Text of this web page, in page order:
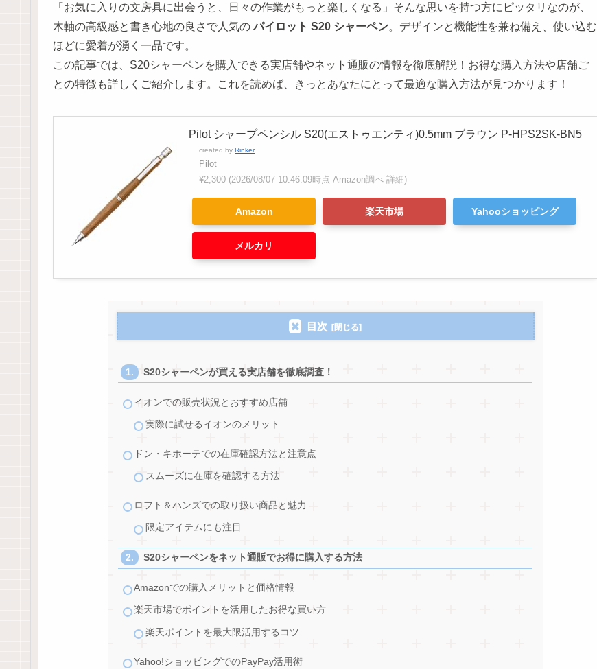
「お気に入りの文房具に出会うと、日々の作業がもっと楽しくなる」そんな思いを持つ方にピッタリなのが、
木軸の高級感と書き心地の良さで人気の パイロット S20 シャーペン。デザインと機能性を兼ね備え、使い込む
ほどに愛着が湧く一品です。
この記事では、S20シャーペンを購入できる実店舗やネット通販の情報を徹底解説！お得な購入方法や店舗ご
との特徴も詳しくご紹介します。これを読めば、きっとあなたにとって最適な購入方法が見つかります！
Pilot シャープペンシル S20(エストゥエンティ)0.5mm ブラウン P-HPS2SK-BN5
created by Rinker
Pilot
¥2,300 (2026/08/07 10:46:09時点 Amazon調べ-詳細)
Amazon 楽天市場 Yahooショッピング
メルカリ
目次
S20シャーペンが買える実店舗を徹底調査！
イオンでの販売状況とおすすめ店舗
実際に試せるイオンのメリット
ドン・キホーテでの在庫確認方法と注意点
スムーズに在庫を確認する方法
ロフト＆ハンズでの取り扱い商品と魅力
限定アイテムにも注目
S20シャーペンをネット通販でお得に購入する方法
Amazonでの購入メリットと価格情報
楽天市場でポイントを活用したお得な買い方
楽天ポイントを最大限活用するコツ
Yahoo!ショッピングでのPayPay活用術